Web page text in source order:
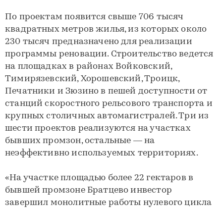
По проектам появится свыше 706 тысяч
квадратных метров жилья, из которых около
230 тысяч предназначено для реализации
программы реновации. Строительство ведется
на площадках в районах Войковский,
Тимирязевский, Хорошевский, Троицк,
Печатники и Зюзино в пешей доступности от
станций скоростного рельсового транспорта и
крупных столичных автомагистралей. Три из
шести проектов реализуются на участках
бывших промзон, остальные — на
неэффективно используемых территориях.
«На участке площадью более 22 гектаров в
бывшей промзоне Братцево инвестор
завершил монолитные работы нулевого цикла